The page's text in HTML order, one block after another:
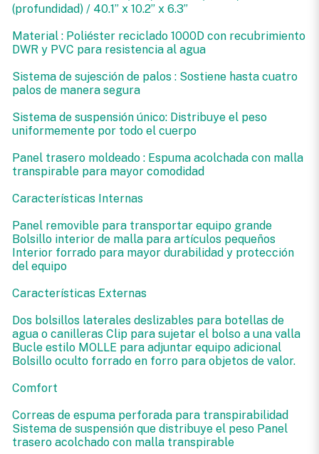
(profundidad) / 40.1” x 10.2” x 6.3”
Material : Poliéster reciclado 1000D con recubrimiento
DWR y PVC para resistencia al agua
Sistema de sujesción de palos : Sostiene hasta cuatro
palos de manera segura
Sistema de suspensión único: Distribuye el peso
uniformemente por todo el cuerpo
Panel trasero moldeado : Espuma acolchada con malla
transpirable para mayor comodidad
Características Internas
Panel removible para transportar equipo grande
Bolsillo interior de malla para artículos pequeños
Interior forrado para mayor durabilidad y protección
del equipo
Características Externas
Dos bolsillos laterales deslizables para botellas de
agua o canilleras Clip para sujetar el bolso a una valla
Bucle estilo MOLLE para adjuntar equipo adicional
Bolsillo oculto forrado en forro para objetos de valor.
Comfort
Correas de espuma perforada para transpirabilidad
Sistema de suspensión que distribuye el peso Panel
trasero acolchado con malla transpirable